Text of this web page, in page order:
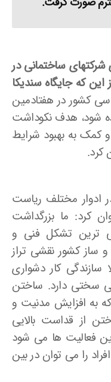
شرکتهای ساختمانی در
این که جایگاه سندیکا
کشور در هفتادمین
شود، هدف نکوداشت
کمک به بهبود شرایط
کرد.
ادوار مختلف ریاست
کرد: ما بزرگداشت
ترین تشکل فنی و
کشور نقشی تراز
سازندگی کار دشواری
سختی دارد. ساختن
به افزایش مدنیت و
از قداست بالایی
فعالیت­ ها می­ شود
را می­ توان در بین